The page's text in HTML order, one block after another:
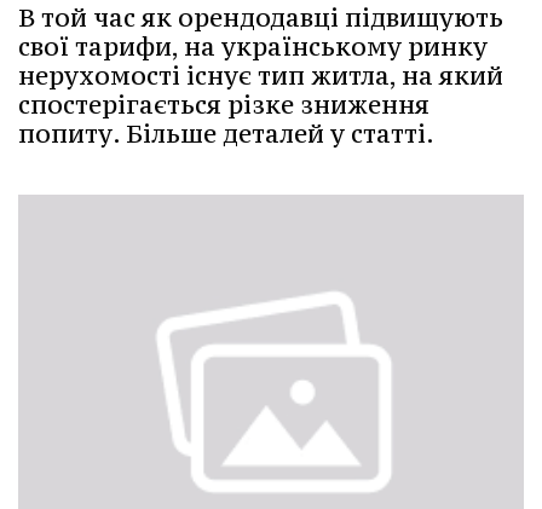
В той час як орендодавці підвищують
свої тарифи, на українському ринку
нерухомості існує тип житла, на який
спостерігається різке зниження
попиту. Більше деталей у статті.